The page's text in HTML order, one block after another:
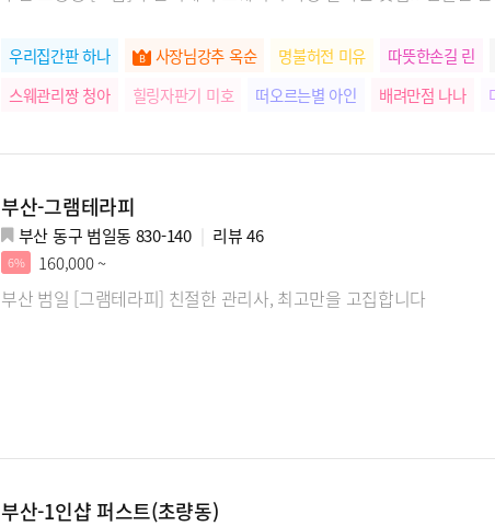
우리집간판 하나 사장님강추 옥순 명불허전 미유 따뜻한손길 린
스웨관리짱 청아
힐링자판기 미호 떠오르는별 아인 배려만점 나나
부산-그램테라피
부산 동구 범일동 830-140 리뷰46
6% 160,000 ~
부산 범일 [그램테라피] 친절한 관리사, 최고만을 고집합니다
부산-1인샵 퍼스트(초량동)